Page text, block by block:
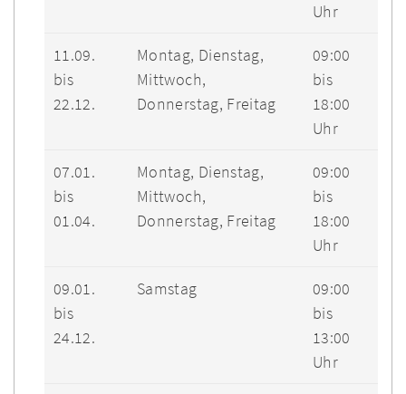
Uhr
11.09.
bis
22.12.
Montag, Dienstag,
Mittwoch,
Donnerstag, Freitag
09:00
bis
18:00
Uhr
07.01.
bis
01.04.
Montag, Dienstag,
Mittwoch,
Donnerstag, Freitag
09:00
bis
18:00
Uhr
09.01.
bis
24.12.
Samstag
09:00
bis
13:00
Uhr